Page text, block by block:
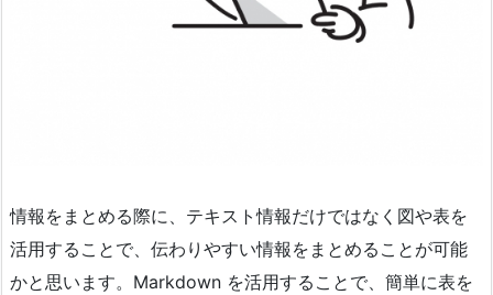
情報をまとめる際に、テキスト情報だけではなく図や表を
活用することで、伝わりやすい情報をまとめることが可能
かと思います。Markdown を活用することで、簡単に表を